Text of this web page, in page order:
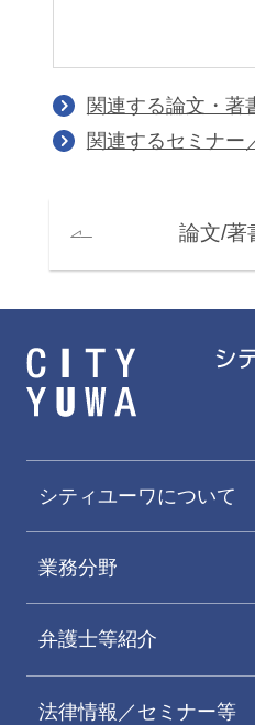
関連する論文・著
関連するセミナー
論文/著
シティユーワについて
業務分野
弁護士等紹介
法律情報／セミナー等